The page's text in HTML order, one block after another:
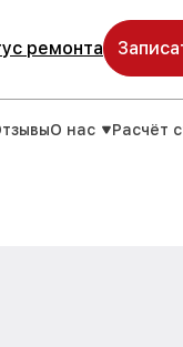
ремонта
О нас Расчёт